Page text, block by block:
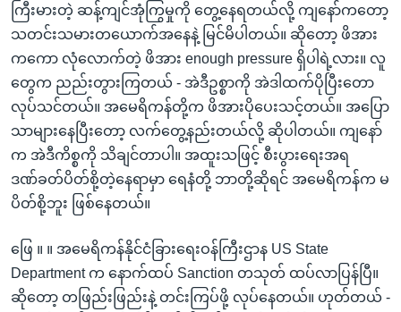
ကြီးမားတဲ့ ဆန့်ကျင်အုံကြွမှုကို တွေ့နေရတယ်လို့ ကျနော်ကတော့
သတင်းသမားတယောက်အနေနဲ့ မြင်မိပါတယ်။ ဆိုတော့ ဖိအား
ကကော လုံလောက်တဲ့ ဖိအား enough pressure ရှိပါရဲ့လား။ လူ
တွေက ညည်းတွားကြတယ် - အဲဒီဥစ္စာကို အဲဒါထက်ပိုပြီးတော
လုပ်သင်တယ်။ အမေရိကန်တို့က ဖိအားပိုပေးသင့်တယ်။ အပြော
သာများနေပြီးတော့ လက်တွေ့နည်းတယ်လို့ ဆိုပါတယ်။ ကျနော်
က အဲဒီကိစ္စကို သိချင်တာပါ။ အထူးသဖြင့် စီးပွားရေးအရ
ဒဏ်ခတ်ပိတ်စို့တဲ့နေရာမှာ ရေနံတို့ ဘာတို့ဆိုရင် အမေရိကန်က မ
ပိတ်စို့ဘူး ဖြစ်နေတယ်။
ဖြေ ။ ။ အမေရိကန်နိုင်ငံခြားရေးဝန်ကြီးဌာန US State
Department က နောက်ထပ် Sanction တသုတ် ထပ်လာပြန်ပြီ။
ဆိုတော့ တဖြည်းဖြည်းနဲ့ တင်းကြပ်ဖို့ လုပ်နေတယ်။ ဟုတ်တယ် -